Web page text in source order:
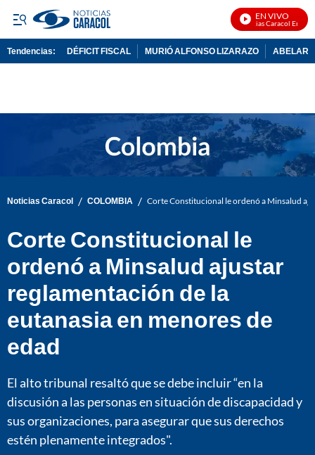
EN VIVO
Noticias Caracol En Vivo
Tendencias: DÉFICIT FISCAL MURIÓ ALFONSO LIZARAZO
Noticias Caracol / COLOMBIA / Corte Constitucional le ordenó a Minsalud
Corte Constitucional le
ordenó a Minsalud ajustar
reglamentación de la
eutanasia en menores de
edad
El alto tribunal resaltó que se debe incluir “en la
discusión a las personas en situación de discapacidad y
sus organizaciones, para asegurar que sus derechos
estén plenamente integrados".